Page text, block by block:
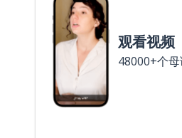
观看视频
48000+个